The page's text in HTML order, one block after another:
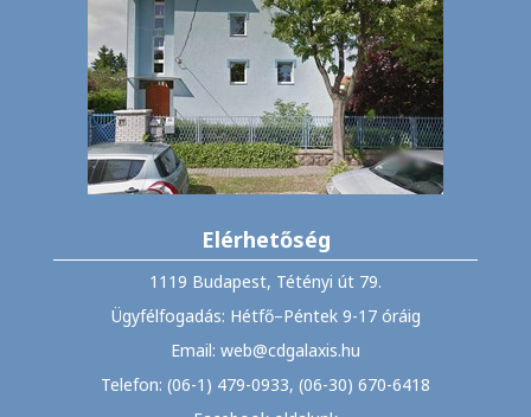
Elérhetőség
1119 Budapest, Tétényi út 79.
Ügyfélfogadás: Hétfő–Péntek 9-17 óráig
Email: web@cdgalaxis.hu
Telefon: (06-1) 479-0933, (06-30) 670-6418